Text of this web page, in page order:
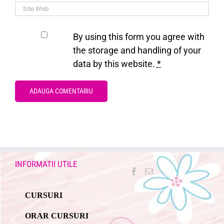
By using this form you agree with
the storage and handling of your
data by this website. *
INFORMATII UTILE
CURSURI
ORAR CURSURI